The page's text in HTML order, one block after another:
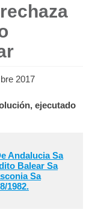
2017
ejecutado
Andalucia Sa
Balear Sa
Sa
1982.